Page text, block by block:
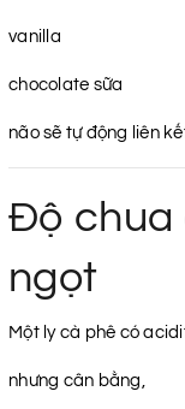
vanilla
chocolate sữa
não sẽ tự động liên
Độ chua
ngọt
Một ly cà phê có
nhưng cân bằng,